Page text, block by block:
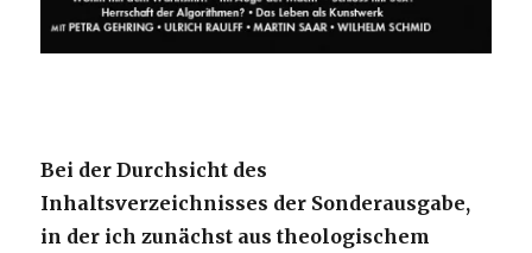
Bei der Durchsicht des
Inhaltsverzeichnisses der Sonderausgabe,
in der ich zunächst aus theologischem